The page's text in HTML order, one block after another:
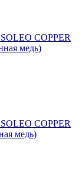
COPPER
медь)
COPPER
медь)